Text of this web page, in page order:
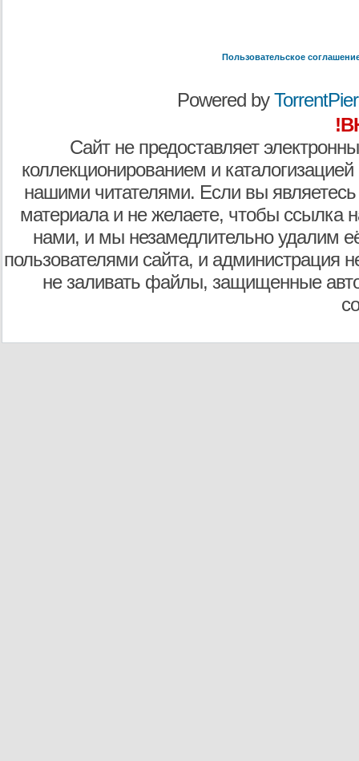
Пользовательское
Powered by
Сайт не предоставляет
коллекционированием и
нашими читателями. Если вы являетесь
материала и не желаете, чтобы ссылка
нами, и мы незамедлительно удалим
пользователями сайта, и администрация
не заливать файлы, защищенные